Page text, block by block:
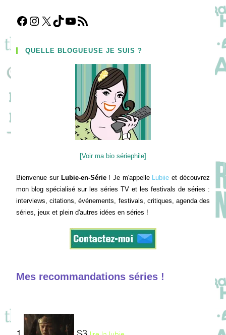
Facebook
Instagram
X TikTokYouTube
Flux RSS
QUELLE BLOGUEUSE JE SUIS ?
[Voir ma bio sériephile]
Bienvenue sur Lubie-en-Série! Je m'appelle Lubiie et découvrez
mon blog spécialisé sur les séries TV et les festivals de séries :
interviews, citations, événements, festivals, critiques, agenda des
séries, jeux et plein d'autres idées en séries !
Mes recommandations séries !